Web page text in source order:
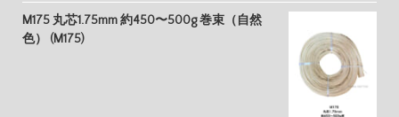
M175 丸芯1.75mm 約450〜500g 巻束（自然
色） (M175)